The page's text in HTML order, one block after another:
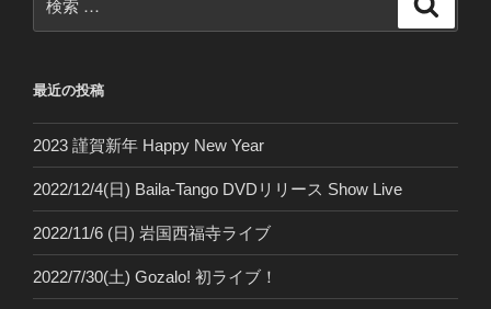
索:
最近の投稿
2023 謹賀新年 Happy New Year
2022/12/4(日) Baila-Tango DVDリリース Show Live
2022/11/6 (日) 岩国西福寺ライブ
2022/7/30(土) Gozalo! 初ライブ！